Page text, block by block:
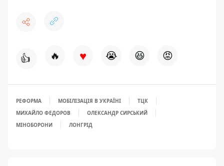
👍 🔥 ♥ 😭 😆 😡
РЕФОРМА МОБІЛІЗАЦІЯ В УКРАЇНІ
ТЦК
МИХАЙЛО ФЕДОРОВ
ОЛЕКСАНДР СИРСЬКИЙ
МІНОБОРОНИ
ЛОНГРІД